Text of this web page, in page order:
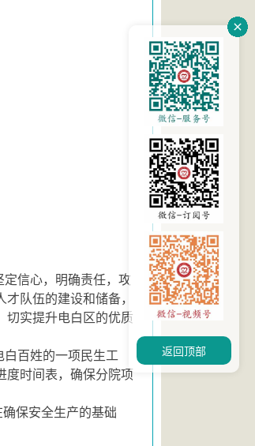
信心，明确责任，攻
队伍的建设和储备，
切实提升电白区的优质
百姓的一项民生工
度时间表，确保分院项
保安全生产的基础
返回顶部